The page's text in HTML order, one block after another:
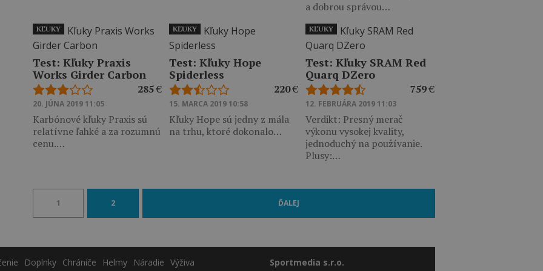
a dobrou správou…
Test: Kľuky Praxis
Works Girder Carbon
285€
20. JÚNA 2019 11:05
Karbónové kľuky Praxis sú
relatívne ľahké a za rozumnú
cenu.…
KĽUKY
Test: Kľuky Hope
Spiderless
220€
15. MARCA 2019 10:58
Kľuky Hope sú jedny z mála
na trhu, ktoré dokonalo…
KĽUKY
Test: Kľuky SRAM Red
Quarq DZero
759€
12. FEBRUÁRA 2019 11:03
Verdikt: Presný merač
výkonu vysokej kvality,
jednoduchý na používanie.
Plusy:…
KĽUKY
1 2 ĎALEJ
Doplnky Chrániče Helmy Náradie Výživa Sportmedia s.r.o.